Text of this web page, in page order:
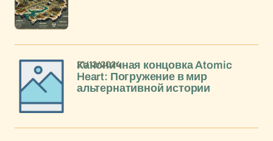
Каноничная концовка Atomic
Heart: Погружение в мир
альтернативной истории
21/12/2024